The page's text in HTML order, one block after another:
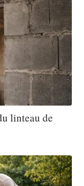
linteau de